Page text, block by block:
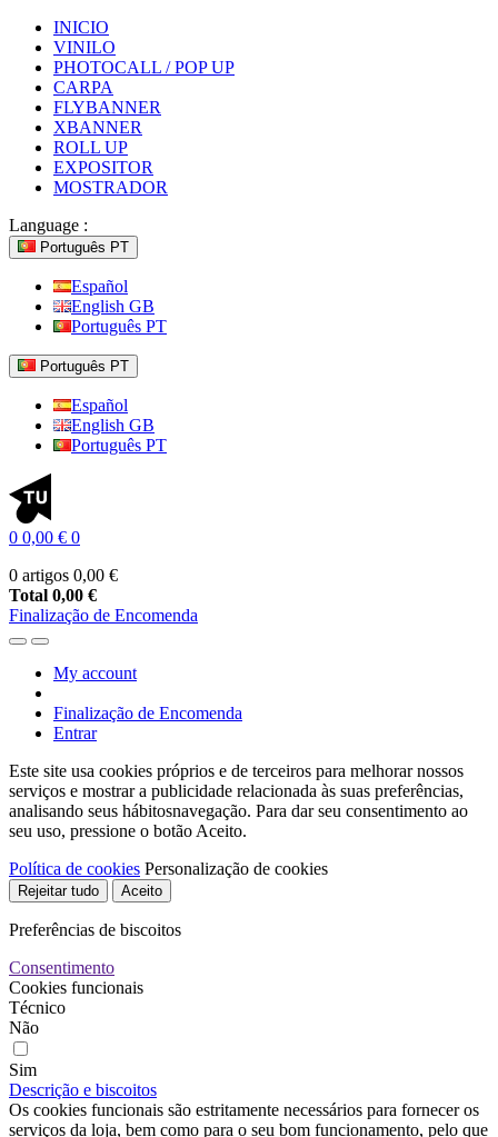
INICIO
VINILO
PHOTOCALL / POP UP
CARPA
FLYBANNER
XBANNER
ROLL UP
EXPOSITOR
MOSTRADOR
Language :
Português PT
Español
English GB
Português PT
Português PT
Español
English GB
Português PT
0 0,00 € 0
0 artigos 0,00 €
Total 0,00 €
Finalização de Encomenda
My account
Finalização de Encomenda
Entrar
Este site usa cookies próprios e de terceiros para melhorar nossos
serviços e mostrar a publicidade relacionada às suas preferências,
analisando seus hábitosnavegação. Para dar seu consentimento ao
seu uso, pressione o botão Aceito.
Política de cookies Personalização de cookies
Rejeitar tudo Aceito
Preferências de biscoitos
Consentimento
Cookies funcionais
Técnico
Não
Sim
Descrição e biscoitos
Os cookies funcionais são estritamente necessários para fornecer os
serviços da loja, bem como para o seu bom funcionamento, pelo que